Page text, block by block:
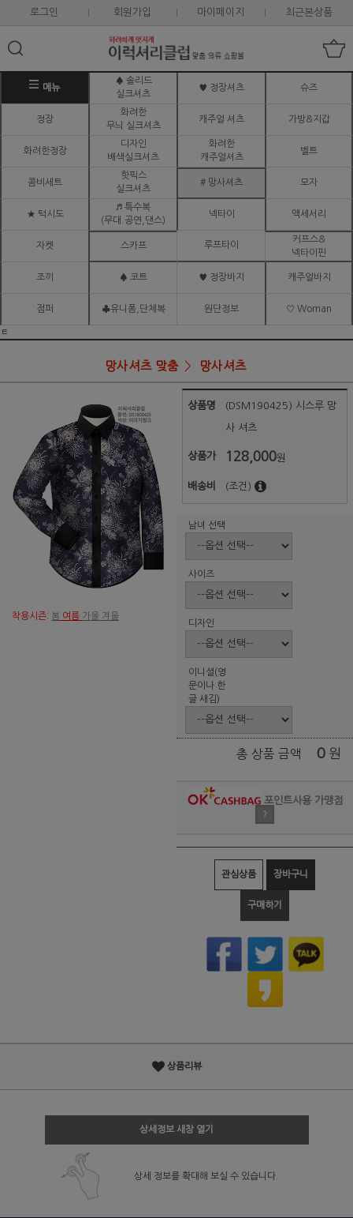
로그인 회원가입 마이페이지 최근본상품
메뉴
♠ 솔리드
실크셔츠
♥ 정장셔츠 슈즈
정장
화려한
무늬 실크셔츠
캐주얼 셔츠 가방&지갑
화려한정장
디자인
배색실크셔츠
화려한
캐주얼셔츠
벨트
콤비세트
핫픽스
실크셔츠
# 망사셔츠 모자
★ 턱시도
♬ 특수복
(무대.공연,댄스)
넥타이 액세서리
자켓 스카프 루프타이
커프스&
넥타이핀
조끼 ♠ 코트 ♥ 정장바지 캐주얼바지
점퍼 ♣유니폼,단체복 원단정보 ♡ Woman
ㅌ
망사셔츠 맞춤 망사셔츠
착용시즌: 봄 여름 가을 겨울
상품명 (DSM190425) 시스루 망
사 셔츠
상품가 128,000원
배송비 (조건)
남녀 선택
사이즈
디자인
이니셜(영
문이나 한
글 새김)
총 상품 금액 0 원
포인트사용 가맹점
?
관심상품 장바구니
구매하기
상품리뷰
상세정보 새창 열기
상세 정보를 확대해 보실 수 있습니다.